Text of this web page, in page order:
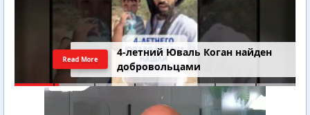
4-летний Юваль Коган найден
добровольцами
Read More